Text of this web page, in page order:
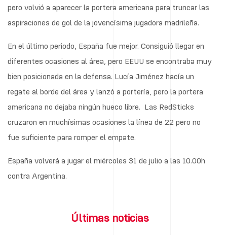
pero volvió a aparecer la portera americana para truncar las
aspiraciones de gol de la jovencísima jugadora madrileña.
En el último periodo, España fue mejor. Consiguió llegar en
diferentes ocasiones al área, pero EEUU se encontraba muy
bien posicionada en la defensa. Lucía Jiménez hacía un
regate al borde del área y lanzó a portería, pero la portera
americana no dejaba ningún hueco libre. Las RedSticks
cruzaron en muchísimas ocasiones la línea de 22 pero no
fue suficiente para romper el empate.
España volverá a jugar el miércoles 31 de julio a las 10.00h
contra Argentina.
Últimas noticias